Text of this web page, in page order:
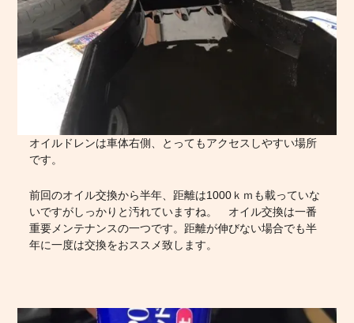
オイルドレンは車体右側、とってもアクセスしやすい場所
です。
前回のオイル交換から半年、距離は1000ｋｍも載っていな
いですがしっかりと汚れていますね。 オイル交換は一番
重要メンテナンスの一つです。距離が伸びない場合でも半
年に一度は交換をおススメ致します。